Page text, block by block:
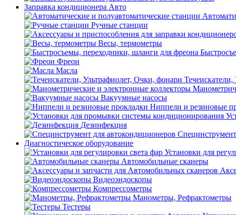
Заправка кондиционера Авто
Ручные станции
Весы, термометры
Фреон
Масла
Вакуумные насосы
Ниппели и резиновые
Дезинфекция
Диагностическое оборудование
Установки для
Автомобильные сканеры
Видеоэндоскопы
Компрессометры
Манометры, Рефрактометры
Тестеры